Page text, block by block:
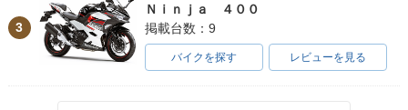
3
Ｎｉｎｊａ ４００
掲載台数：9
バイクを探す レビューを見る